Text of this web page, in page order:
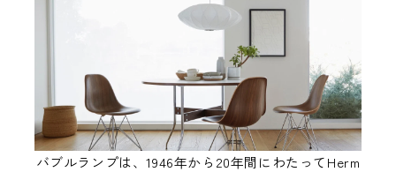
バブルランプは、1946年から20年間にわたってHerm